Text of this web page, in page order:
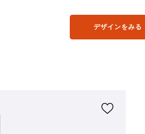
デザインをみる